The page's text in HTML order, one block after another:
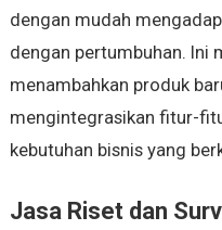
dengan mudah
dengan pertumbuhan. Ini
menambahkan produk
mengintegrasikan fitur-
kebutuhan bisnis yang
Jasa Riset dan